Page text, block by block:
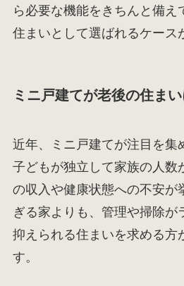
ら必要な機能をきちんと備え
住まいとして選ばれるケース
ミニ戸建てが老後の住ま
近年、ミニ戸建てが注目を集
子どもが独立して家族の人数
の収入や健康状態への不安が
ぎる家よりも、管理や掃除が
抑えられる住まいを求める方
す。